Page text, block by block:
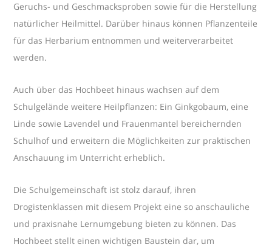
Geruchs- und Geschmacksproben sowie für die Herstellung
natürlicher Heilmittel. Darüber hinaus können Pflanzenteile
für das Herbarium entnommen und weiterverarbeitet
werden.
Auch über das Hochbeet hinaus wachsen auf dem
Schulgelände weitere Heilpflanzen: Ein Ginkgobaum, eine
Linde sowie Lavendel und Frauenmantel bereichernden
Schulhof und erweitern die Möglichkeiten zur praktischen
Anschauung im Unterricht erheblich.
Die Schulgemeinschaft ist stolz darauf, ihren
Drogistenklassen mit diesem Projekt eine so anschauliche
und praxisnahe Lernumgebung bieten zu können. Das
Hochbeet stellt einen wichtigen Baustein dar, um